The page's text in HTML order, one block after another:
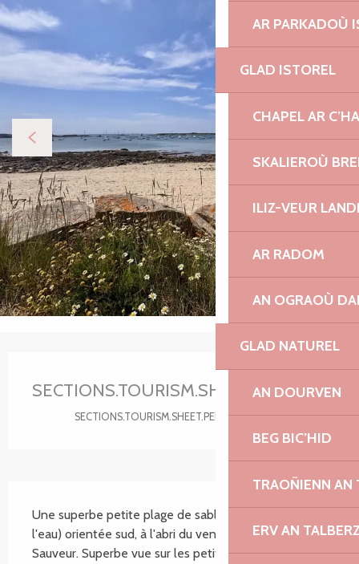
AR PARKADOÙ
GLAD ISTOREL
CHAPEL AR
SKALIEROÙ
ILIZ-VEUR
AR RADOM
AN OGRAOÙ
GLAD NATUREL
AN DOURVEN
BEG BIC’HID
TRAOÑIENN AN
ERV AN
SECTIONS.TOURISM.SHEET.PERIODS.DETAILS
SECTIONS.TOURISM.SHEET.DESCRIPTION
Une superbe petite plage de sable et rocher (accès à
l'eau) orientée sud, à l'abri du vent près du Port Saint
Sauveur. Superbe vue sur les petits îlots qui bordent